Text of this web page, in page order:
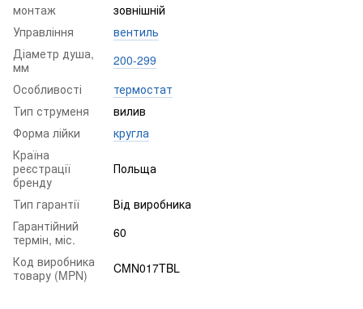
монтаж
зовнішній
Управління
вентиль
Діаметр душа,
мм
200-299
Особливості
термостат
Тип струменя
вилив
Форма лійки
кругла
Країна
реєстрації
бренду
Польща
Тип гарантії
Від виробника
Гарантійний
термін, міс.
60
Код виробника
товару (MPN)
CMN017TBL